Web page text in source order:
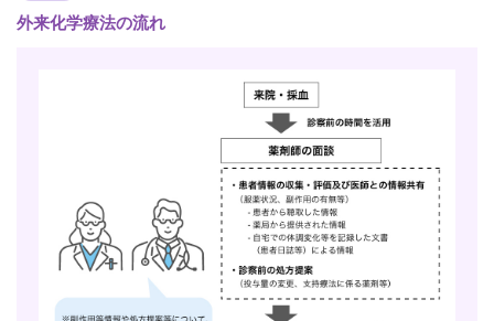
外来化学療法の流れ